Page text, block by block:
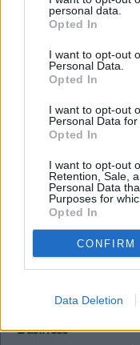
personal data.
Opted In
I want to opt-out
Personal Data.
Opted In
I want to opt-out
Personal Data for
Opted In
I want to opt-out
Retention, Sale,
Personal Data
Purposes for
Opted In
CONFIRM
Data Deletion
Danone:
με σύμμαχο την
Business